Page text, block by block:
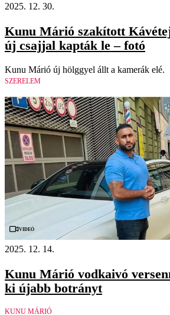
2025. 12. 30.
Kunu Márió szakított
új csajjal kapták le – fotó
Kunu Márió új hölggyel állt a kamerák elé.
SZERELEM
Videó
2025. 12. 14.
Kunu Márió vodkaivó
ki újabb botrányt
KUNU MÁRIÓ